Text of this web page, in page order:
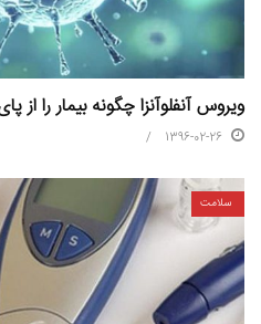
ویروس آنفلوآنزا چگونه بیمار را از
1396-02-26
سلامت